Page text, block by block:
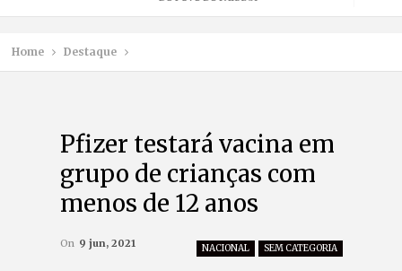
Home Destaque
Pfizer testará vacina em
grupo de crianças com
menos de 12 anos
NACIONAL SEM CATEGORIA
On 9 jun, 2021